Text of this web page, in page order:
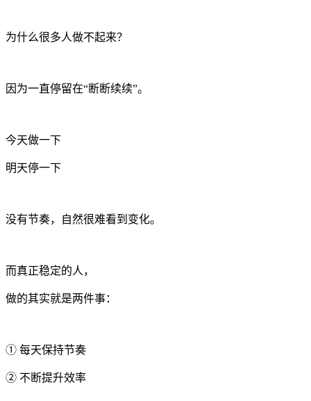
为什么很多人做不起来？
因为一直停留在“断断续续”。
今天做一下
明天停一下
没有节奏，自然很难看到变化。
而真正稳定的人，
做的其实就是两件事：
① 每天保持节奏
② 不断提升效率